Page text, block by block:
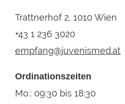
Trattnerhof 2, 1010 Wien
+43 1 236 3020
empfang@juvenismed.at
Ordinationszeiten
Mo.: 09:30 bis 18:30